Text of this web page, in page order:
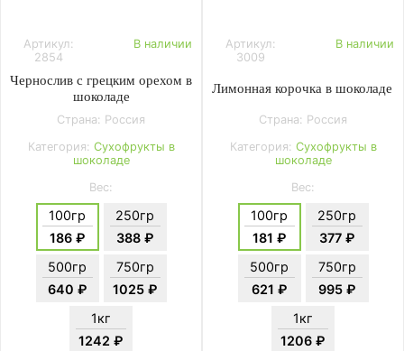
Артикул:
2854
В наличии
Чернослив с грецким орехом в
шоколаде
Страна: Россия
Категория: Сухофрукты в
шоколаде
Вес:
100гр
186 ₽
250гр
388 ₽
500гр
640 ₽
750гр
1025 ₽
1кг
1242 ₽
Артикул:
3009
В наличии
Лимонная корочка в шоколаде
Страна: Россия
Категория: Сухофрукты в
шоколаде
Вес:
100гр
181 ₽
250гр
377 ₽
500гр
621 ₽
750гр
995 ₽
1кг
1206 ₽